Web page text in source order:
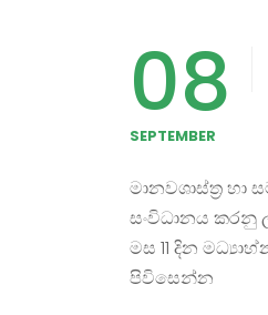
08
SEPTEMBER
මානවශාස්ත්‍ර හා
සංවිධානය කරනු
මස 11 දින
පිවිසෙන්න